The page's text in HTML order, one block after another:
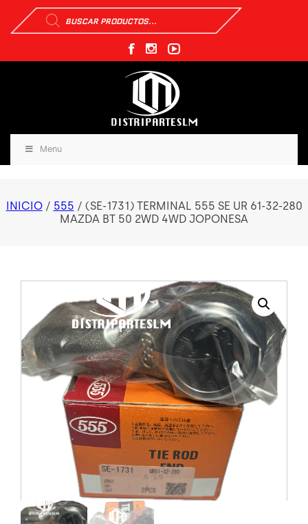
Búsqueda
de
productos
Menu
INICIO/ 555 / (SE-1731) TERMINAL 555 SE UR 61-32-280
MAZDA BT 50 2WD 4WD JOPONESA